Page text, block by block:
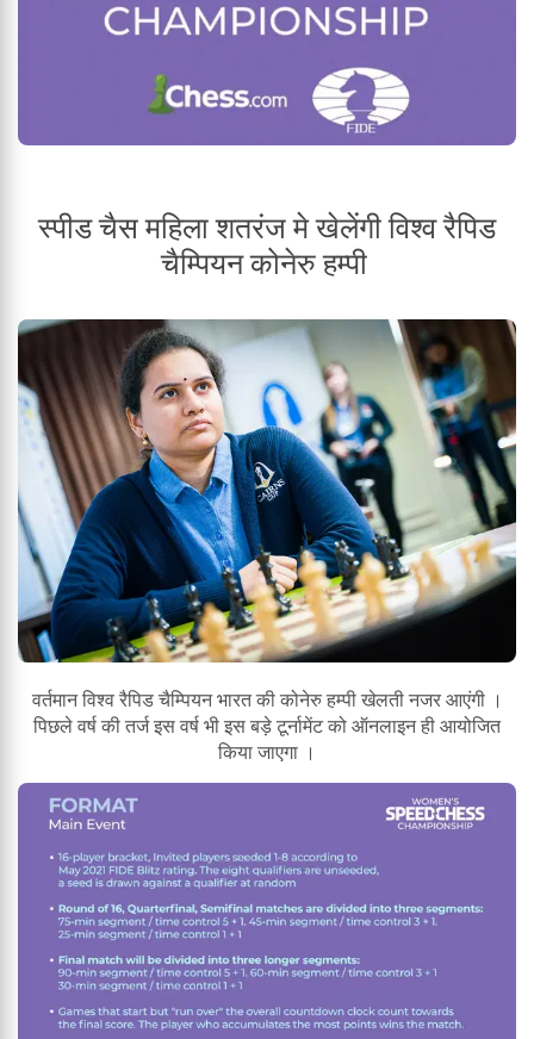
स्पीड चैस महिला शतरंज मे खेलेंगी विश्व रैपिड
चैम्पियन कोनेरु हम्पी
वर्तमान विश्व रैपिड चैम्पियन भारत की कोनेरु हम्पी खेलती नजर आएंगी ।
पिछले वर्ष की तर्ज इस वर्ष भी इस बड़े टूर्नामेंट को ऑनलाइन ही आयोजित
किया जाएगा ।